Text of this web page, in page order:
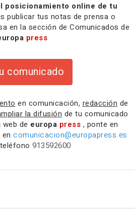
posicionamiento online de tu
publicar tus notas de prensa o
en la sección de Comunicados de
press
comunicado
en comunicación, redacción de
la difusión de tu comunicado
de europa press , ponte en
comunicacion@europapress.es
913592600